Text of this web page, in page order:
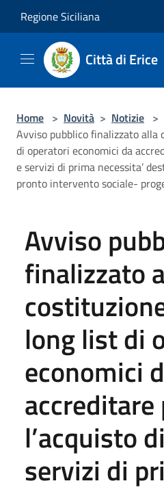
Regione Siciliana
Città di Erice
Home > Novità > Notizie >
Avviso pubblico finalizzato
di operatori economici da
e servizi di prima necessita’
pronto intervento sociale-
Avviso
finalizzato
long list di
economici
accreditare
l’acquisto
servizi di